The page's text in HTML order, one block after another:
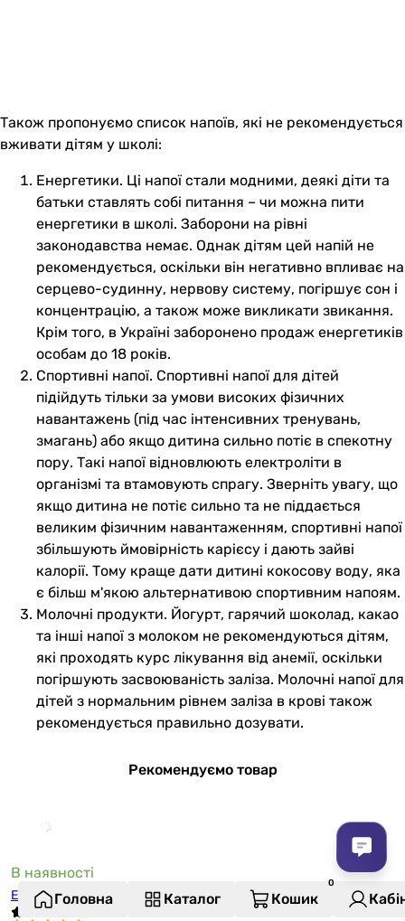
Також пропонуємо список напоїв, які не рекомендується
вживати дітям у школі:
Енергетики. Ці напої стали модними, деякі діти та
батьки ставлять собі питання – чи можна пити
енергетики в школі. Заборони на рівні
законодавства немає. Однак дітям цей напій не
рекомендується, оскільки він негативно впливає на
серцево-судинну, нервову систему, погіршує сон і
концентрацію, а також може викликати звикання.
Крім того, в Україні заборонено продаж енергетиків
особам до 18 років.
Спортивні напої. Спортивні напої для дітей
підійдуть тільки за умови високих фізичних
навантажень (під час інтенсивних тренувань,
змагань) або якщо дитина сильно потіє в спекотну
пору. Такі напої відновлюють електроліти в
організмі та втамовують спрагу. Зверніть увагу, що
якщо дитина не потіє сильно та не піддається
великим фізичним навантаженням, спортивні напої
збільшують ймовірність карієсу і дають зайві
калорії. Тому краще дати дитині кокосову воду, яка
є більш м'якою альтернативою спортивним напоям.
Молочні продукти. Йогурт, гарячий шоколад, какао
та інші напої з молоком не рекомендуються дітям,
які проходять курс лікування від анемії, оскільки
погіршують засвоюваність заліза. Молочні напої для
дітей з нормальним рівнем заліза в крові також
рекомендується правильно дозувати.
Рекомендуємо товар
В наявності
Електрочайник Rotex RKT79-S-Smart
Головна Каталог Кошик